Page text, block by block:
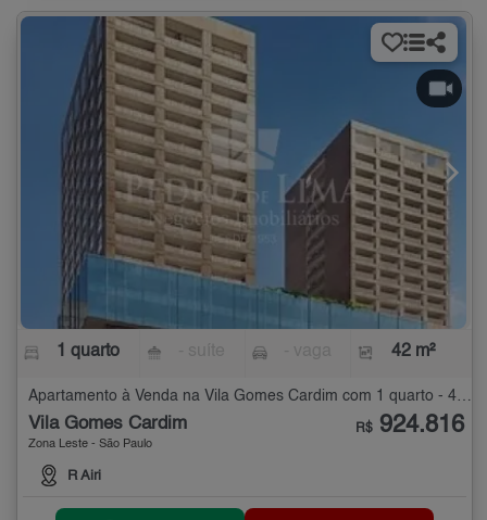
1 quarto 42 m²
Vila Gomes Cardim
Zona Leste - São Paulo
R Airi
R$ 924.816